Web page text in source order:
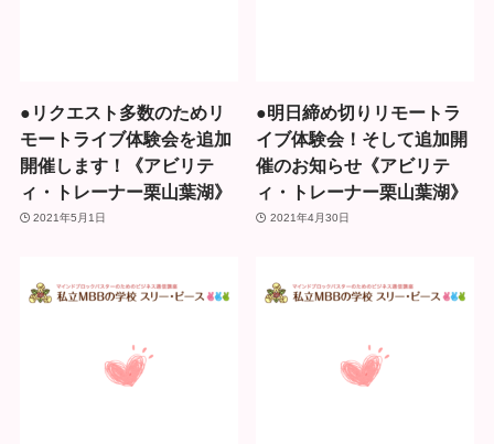
●リクエスト多数のためリ
モートライブ体験会を追加
開催します！《アビリテ
ィ・トレーナー栗山葉湖》
2021年5月1日
●明日締め切りリモートラ
イブ体験会！そして追加開
催のお知らせ《アビリテ
ィ・トレーナー栗山葉湖》
2021年4月30日